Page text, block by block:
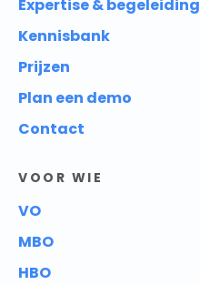
Expertise & begeleiding
Kennisbank
Prijzen
Plan een demo
Contact
VOOR WIE
VO
MBO
HBO